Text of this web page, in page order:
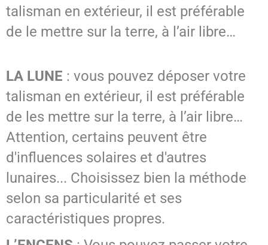
talisman en extérieur, il est préférable
de le mettre sur la terre, à l’air libre…
LA LUNE : vous pouvez déposer votre
talisman en extérieur, il est préférable
de les mettre sur la terre, à l’air libre…
Attention, certains peuvent être
d'influences solaires et d'autres
lunaires... Choisissez bien la méthode
selon sa particularité et ses
caractéristiques propres.